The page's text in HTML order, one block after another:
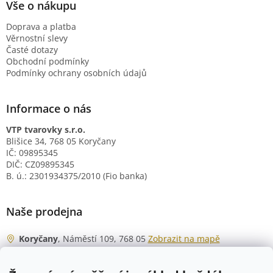
Vše o nákupu
Doprava a platba
Věrnostní slevy
Časté dotazy
Obchodní podmínky
Podmínky ochrany osobních údajů
Informace o nás
VTP tvarovky s.r.o.
Blišice 34, 768 05 Koryčany
IČ: 09895345
DIČ: CZ09895345
B. ú.: 2301934375/2010 (Fio banka)
Naše prodejna
Koryčany, Náměstí 109, 768 05 Zobrazit na mapě